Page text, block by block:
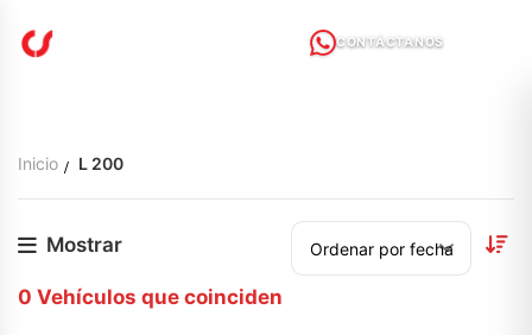
CONTÁCTANOS
Inicio L 200
Mostrar
0 Vehículos que coinciden